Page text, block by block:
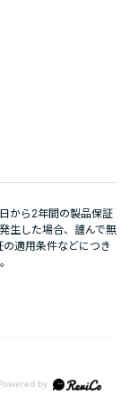
から2年間の製品保証
生した場合、謹んで無
適用条件などにつき